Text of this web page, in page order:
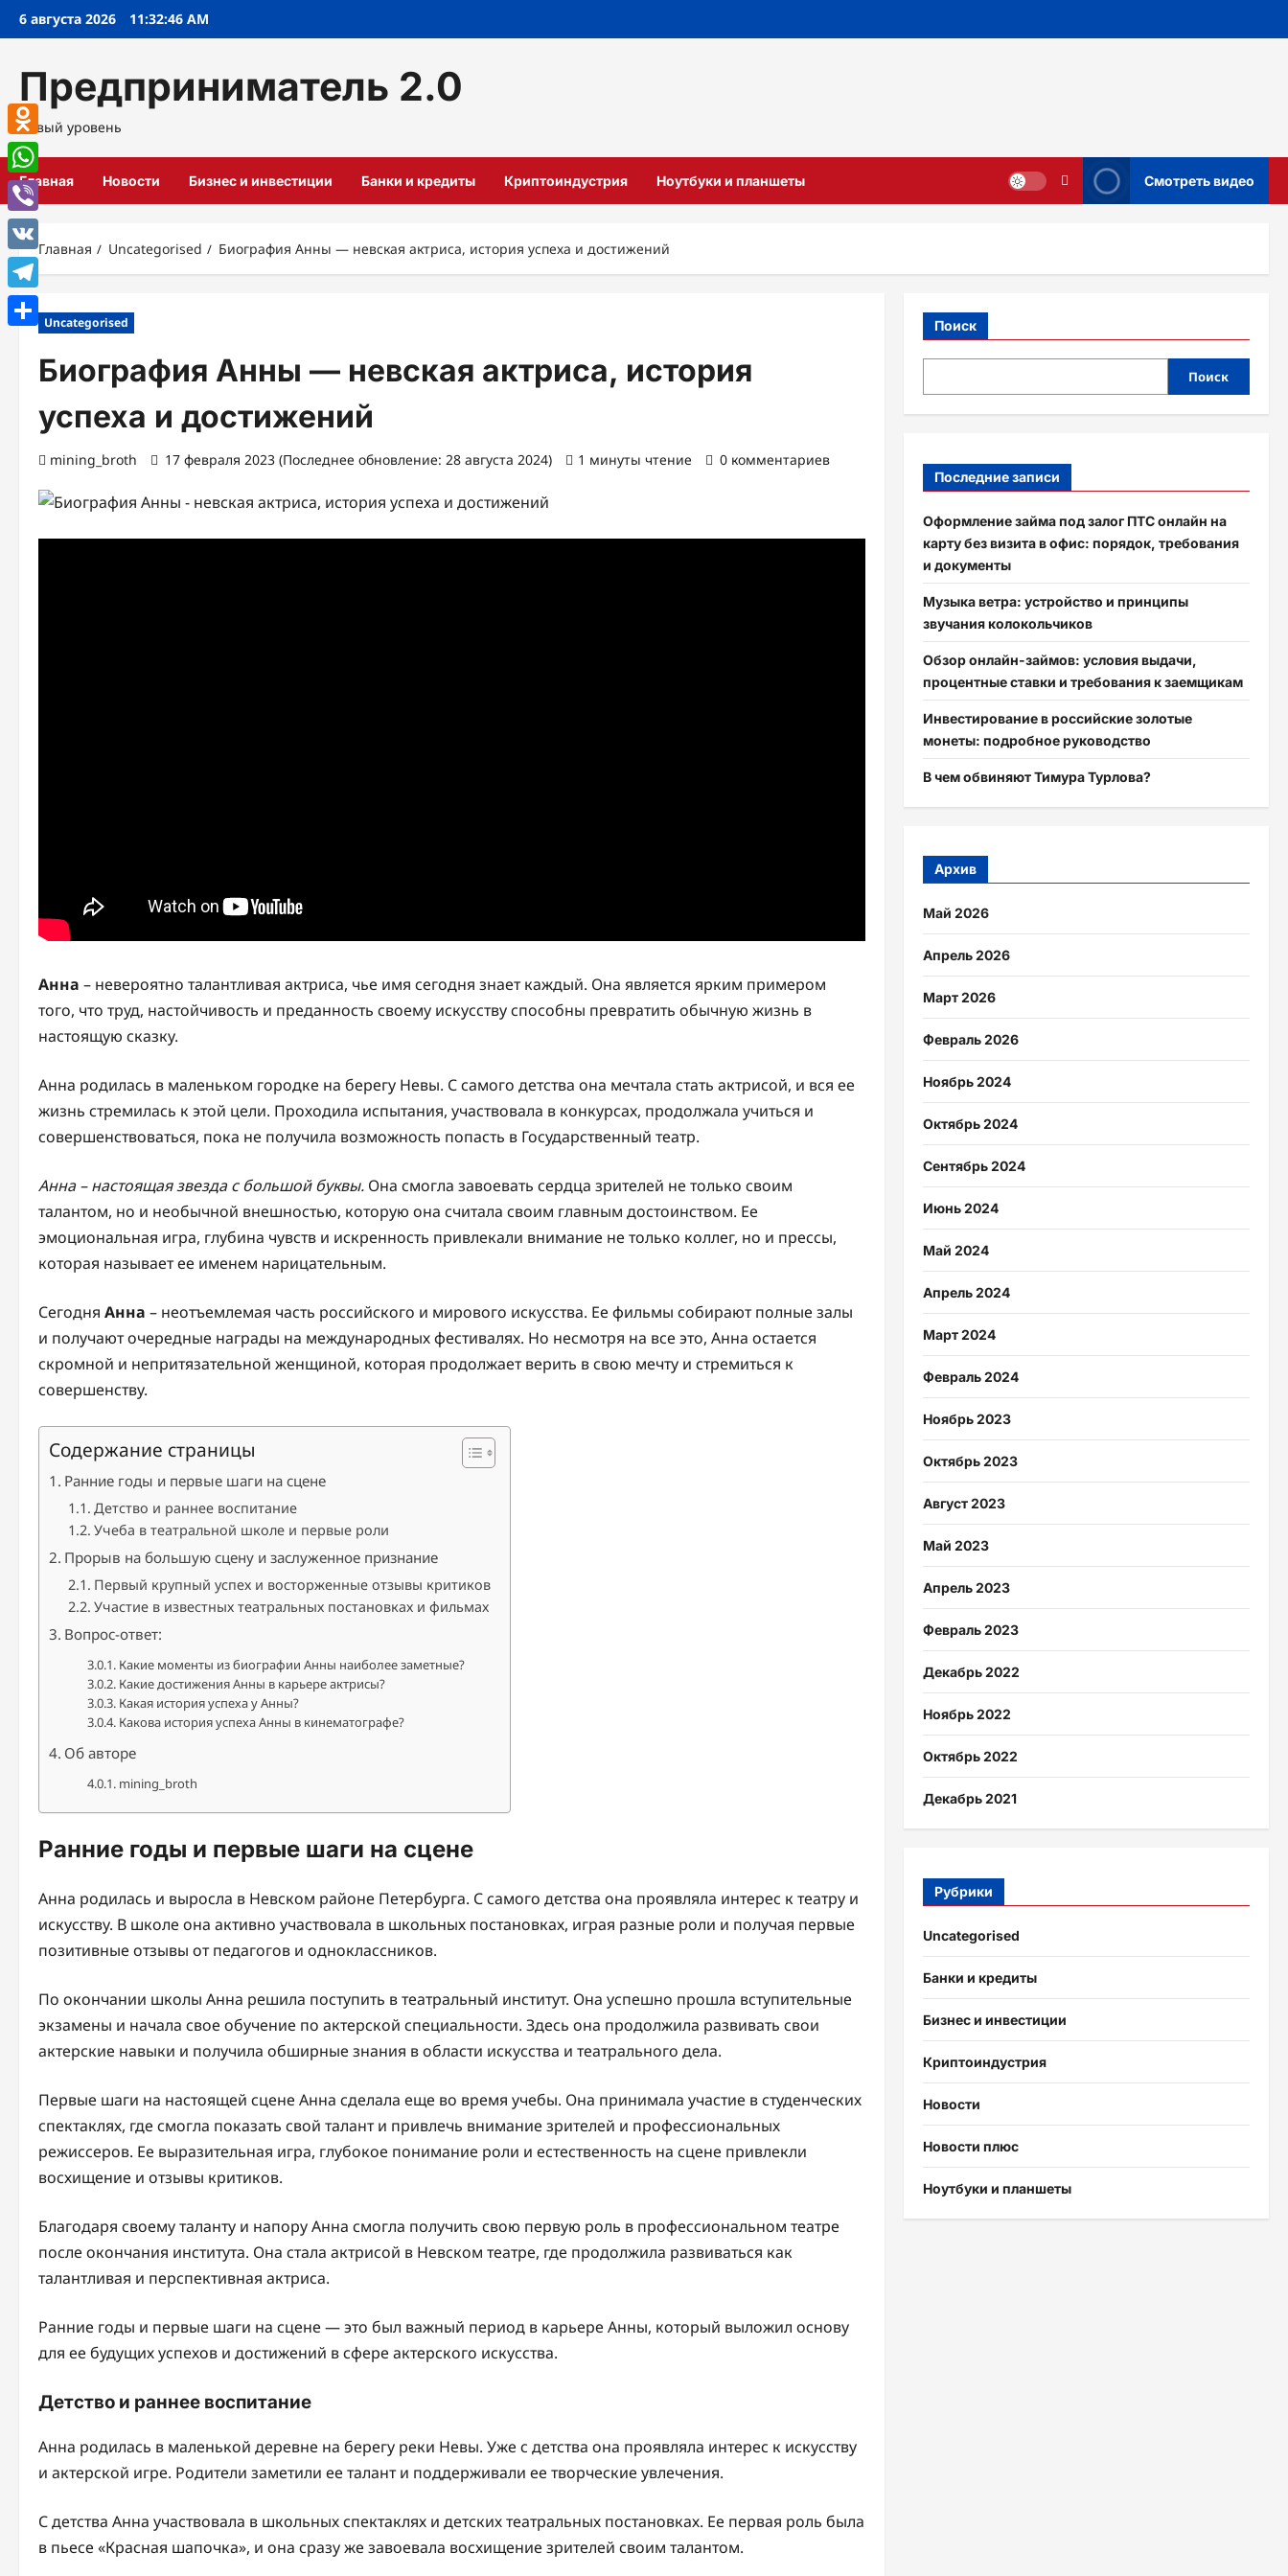
Перейти
6 августа 2026 11:32:47 AM
Предприниматель 2.0
Новый уровень
Главная Новости Бизнес и инвестиции Банки и кредиты Криптоиндустрия Ноутбуки и планшеты Смотреть видео
Главная Uncategorised Биография Анны — невская актриса, история успеха и достижений
Uncategorised
Биография Анны — невская актриса, история
успеха и достижений
mining_broth 17 февраля 2023 (Последнее обновление: 28 августа 2024) 1 минуты чтение 0 комментариев
Анна – невероятно талантливая актриса, чье имя сегодня знает каждый. Она является ярким примером
того, что труд, настойчивость и преданность своему искусству способны превратить обычную жизнь в
настоящую сказку.
Анна родилась в маленьком городке на берегу Невы. С самого детства она мечтала стать актрисой, и вся ее
жизнь стремилась к этой цели. Проходила испытания, участвовала в конкурсах, продолжала учиться и
совершенствоваться, пока не получила возможность попасть в Государственный театр.
Анна – настоящая звезда с большой буквы. Она смогла завоевать сердца зрителей не только своим
талантом, но и необычной внешностью, которую она считала своим главным достоинством. Ее
эмоциональная игра, глубина чувств и искренность привлекали внимание не только коллег, но и прессы,
которая называет ее именем нарицательным.
Сегодня Анна – неотъемлемая часть российского и мирового искусства. Ее фильмы собирают полные залы
и получают очередные награды на международных фестивалях. Но несмотря на все это, Анна остается
скромной и непритязательной женщиной, которая продолжает верить в свою мечту и стремиться к
совершенству.
Содержание страницы
Ранние годы и первые шаги на сцене
Детство и раннее воспитание
Учеба в театральной школе и первые роли
Прорыв на большую сцену и заслуженное признание
Первый крупный успех и восторженные отзывы критиков
Участие в известных театральных постановках и фильмах
Вопрос-ответ:
Какие моменты из биографии Анны наиболее заметные?
Какие достижения Анны в карьере актрисы?
Какая история успеха у Анны?
Какова история успеха Анны в кинематографе?
Об авторе
mining_broth
Ранние годы и первые шаги на сцене
Анна родилась и выросла в Невском районе Петербурга. С самого детства она проявляла интерес к театру и
искусству. В школе она активно участвовала в школьных постановках, играя разные роли и получая первые
позитивные отзывы от педагогов и одноклассников.
По окончании школы Анна решила поступить в театральный институт. Она успешно прошла вступительные
экзамены и начала свое обучение по актерской специальности. Здесь она продолжила развивать свои
актерские навыки и получила обширные знания в области искусства и театрального дела.
Первые шаги на настоящей сцене Анна сделала еще во время учебы. Она принимала участие в студенческих
спектаклях, где смогла показать свой талант и привлечь внимание зрителей и профессиональных
режиссеров. Ее выразительная игра, глубокое понимание роли и естественность на сцене привлекли
восхищение и отзывы критиков.
Благодаря своему таланту и напору Анна смогла получить свою первую роль в профессиональном театре
после окончания института. Она стала актрисой в Невском театре, где продолжила развиваться как
талантливая и перспективная актриса.
Ранние годы и первые шаги на сцене — это был важный период в карьере Анны, который выложил основу
для ее будущих успехов и достижений в сфере актерского искусства.
Детство и раннее воспитание
Анна родилась в маленькой деревне на берегу реки Невы. Уже с детства она проявляла интерес к искусству
и актерской игре. Родители заметили ее талант и поддерживали ее творческие увлечения.
С детства Анна участвовала в школьных спектаклях и детских театральных постановках. Ее первая роль была
в пьесе «Красная шапочка», и она сразу же завоевала восхищение зрителей своим талантом.
Поиск
Поиск
Последние записи
Оформление займа под залог ПТС онлайн на
карту без визита в офис: порядок, требования
и документы
Музыка ветра: устройство и принципы
звучания колокольчиков
Обзор онлайн-займов: условия выдачи,
процентные ставки и требования к заемщикам
Инвестирование в российские золотые
монеты: подробное руководство
В чем обвиняют Тимура Турлова?
Архив
Май 2026
Апрель 2026
Март 2026
Февраль 2026
Ноябрь 2024
Октябрь 2024
Сентябрь 2024
Июнь 2024
Май 2024
Апрель 2024
Март 2024
Февраль 2024
Ноябрь 2023
Октябрь 2023
Август 2023
Май 2023
Апрель 2023
Февраль 2023
Декабрь 2022
Ноябрь 2022
Октябрь 2022
Декабрь 2021
Рубрики
Uncategorised
Банки и кредиты
Бизнес и инвестиции
Криптоиндустрия
Новости
Новости плюс
Ноутбуки и планшеты
Odnoklassniki
WhatsApp
Viber
VK
Telegram